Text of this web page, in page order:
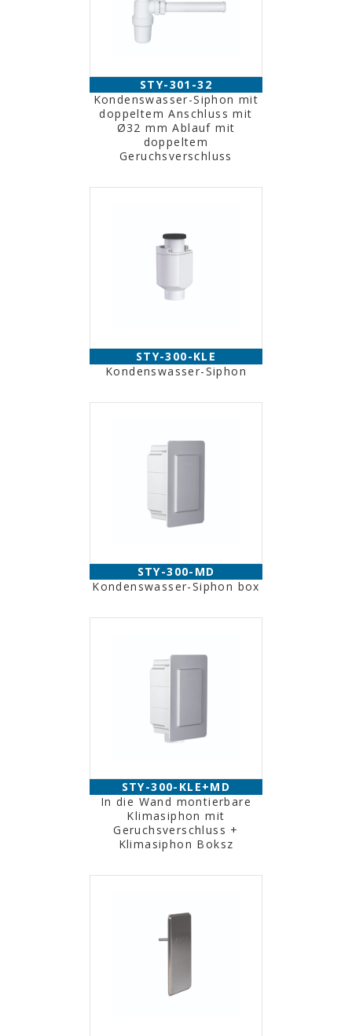
STY-301-32
Kondenswasser-Siphon mit
doppeltem Anschluss mit
Ø32 mm Ablauf mit
doppeltem
Geruchsverschluss
STY-300-KLE
Kondenswasser-Siphon
STY-300-MD
Kondenswasser-Siphon box
STY-300-KLE+MD
In die Wand montierbare
Klimasiphon mit
Geruchsverschluss +
Klimasiphon Boksz